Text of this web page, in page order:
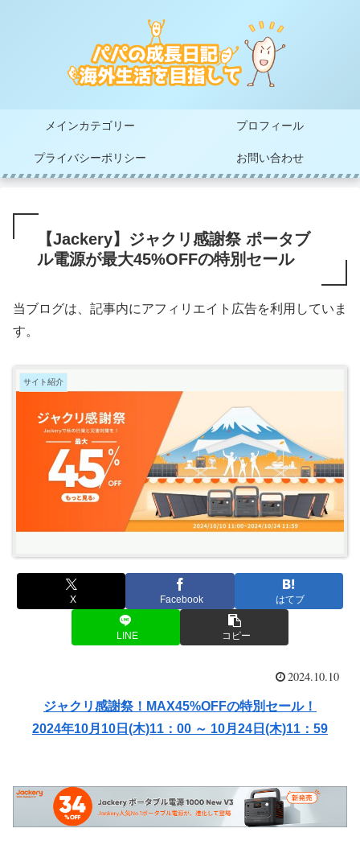
メインカテゴリー プロフィール
プライバシーポリシー お問い合わせ
【Jackery】ジャクリ感謝祭 ポータブ
ル電源が最大45%OFFの特別セール
当ブログは、記事内にアフィリエイト広告を利用していま
す。
サイト紹介
X Facebook はてブ
LINE コピー
2024.10.10
ジャクリ感謝祭！MAX45%OFFの特別セール！
2024年10月10日(木)11：00 ～ 10月24日(木)11：59